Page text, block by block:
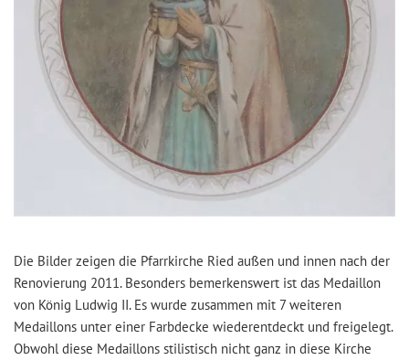
Die Bilder zeigen die Pfarrkirche Ried außen und innen nach der
Renovierung 2011. Besonders bemerkenswert ist das Medaillon
von König Ludwig II. Es wurde zusammen mit 7 weiteren
Medaillons unter einer Farbdecke wiederentdeckt und freigelegt.
Obwohl diese Medaillons stilistisch nicht ganz in diese Kirche